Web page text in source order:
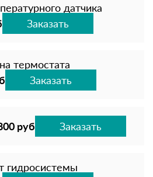
датчика
Заказать
термостата
Заказать
руб Заказать
гидросистемы